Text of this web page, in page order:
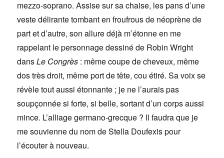
mezzo-soprano. Assise sur sa chaise, les pans d’une
veste délirante tombant en froufrous de néoprène de
part et d’autre, son allure déjà m’étonne en me
rappelant le personnage dessiné de Robin Wright
dansLe Congrès : même coupe de cheveux, même
dos très droit, même port de tête, cou étiré. Sa voix se
révèle tout aussi étonnante ; je ne l’aurais pas
soupçonnée si forte, si belle, sortant d’un corps aussi
mince. L’alliage germano-grecque ? Il faudra que je
me souvienne du nom de Stella Doufexis pour
l’écouter à nouveau.